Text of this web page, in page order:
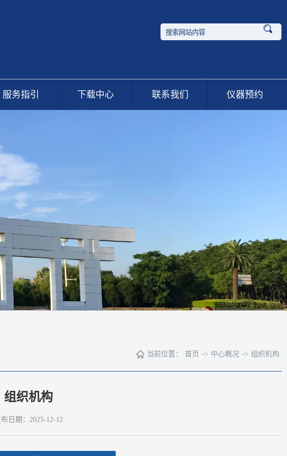
服务指引 下载中心 联系我们 仪器预约
当前位置： 首页 -> 中心概况 -> 组织机构
组织机构
日期：2025-12-12